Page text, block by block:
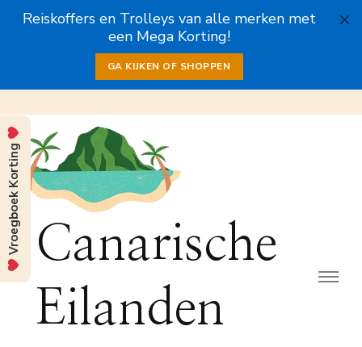
Reiskoffers en Trolleys van alle merken met
een Mega Korting!
GA KIJKEN OF SHOPPEN
Canarische
Eilanden
Vroegboek Korting